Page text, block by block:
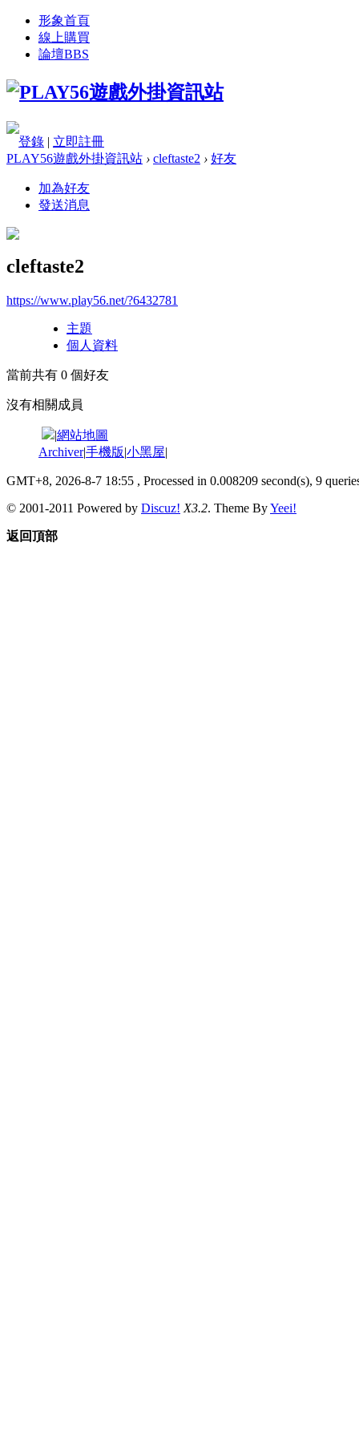
形象首頁
線上購買
論壇BBS
登錄 | 立即註冊
PLAY56遊戲外掛資訊站 › cleftaste2 › 好友
加為好友
發送消息
cleftaste2
https://www.play56.net/?6432781
主題
個人資料
當前共有 0 個好友
沒有相關成員
|網站地圖
Archiver|手機版|小黑屋|
GMT+8, 2026-8-7 18:55 , Processed in 0.008209 second(s), 9
© 2001-2011 Powered by Discuz! X3.2. Theme ByYeei!
返回頂部